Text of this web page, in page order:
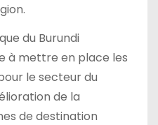
du Burundi
à mettre en place les
le secteur du
de la
de destination